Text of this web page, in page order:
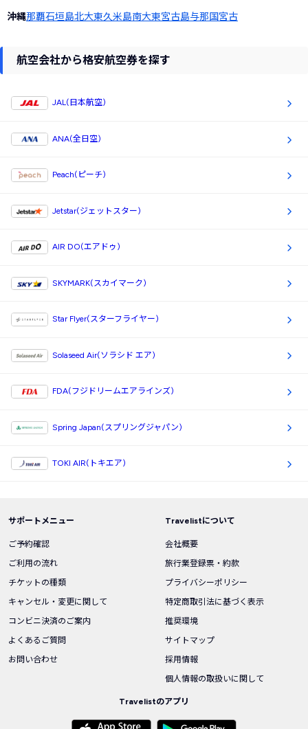
沖縄那覇石垣島北大東久米島南大東宮古島与那国宮古
航空会社から格安航空券を探す
JAL(日本航空)
ANA(全日空)
Peach(ピーチ)
Jetstar(ジェットスター)
AIR DO(エアドゥ)
SKYMARK(スカイマーク)
Star Flyer(スターフライヤー)
Solaseed Air(ソラシド エア)
FDA(フジドリームエアラインズ)
Spring Japan(スプリングジャパン)
TOKI AIR(トキエア)
サポートメニュー
ご予約確認
ご利用の流れ
チケットの種類
キャンセル・変更に関して
コンビニ決済のご案内
よくあるご質問
お問い合わせ
Travelistについて
会社概要
旅行業登録票・約款
プライバシーポリシー
特定商取引法に基づく表示
推奨環境
サイトマップ
採用情報
個人情報の取扱いに関して
Travelistのアプリ